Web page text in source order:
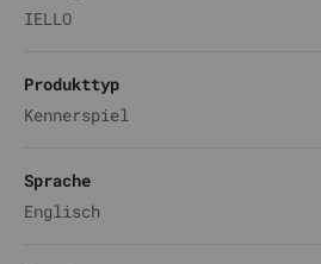
IELLO
Produkttyp
Kennerspiel
Sprache
Englisch